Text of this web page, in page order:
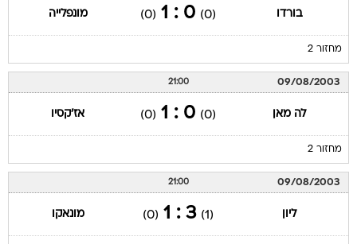
בורדו (0)
0 : 1
(0) מונפלייה
מחזור 2
09/08/2003
21:00
לה מאן (0)
0 : 1
(0) אז'קסיו
מחזור 2
09/08/2003
21:00
ליון (1)
3 : 1
(0) מונאקו